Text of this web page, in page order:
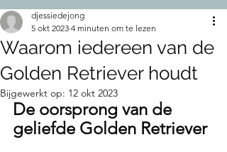
Waarom iedereen van de
Golden Retriever houdt
djessiedejong
5 okt 2023 4 minuten om te lezen
Bijgewerkt op: 12 okt 2023
De oorsprong van de
geliefde Golden Retriever